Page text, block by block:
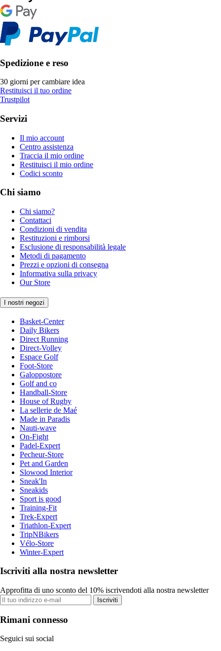
Spedizione e reso
30 giorni per cambiare idea
Restituisci il tuo ordine
Trustpilot
Servizi
Il mio account
Centro assistenza
Traccia il mio ordine
Restituisci il mio ordine
Codici sconto
Chi siamo
Chi siamo?
Contattaci
Condizioni di vendita
Restituzioni e rimborsi
Esclusione di responsabilità legale
Metodi di pagamento
Prezzi e opzioni di consegna
Informativa sulla privacy
Our Store
I nostri negozi
Basket-Center
Daily Bikers
Direct Running
Direct-Volley
Espace Golf
Foot-Store
Galoppostore
Golf and co
Handball-Store
House of Rugby
La sellerie de Maé
Made in Paradis
Nauti-wave
On-Fight
Padel-Expert
Pecheur-Store
Pet and Garden
Slowood Interior
Sneak'In
Sneakids
Sport is good
Training-Fit
Trek-Expert
Triathlon-Expert
TripNBikers
Vélo-Store
Winter-Expert
Iscriviti alla nostra newsletter
Approfitta di uno sconto del 10% iscrivendoti alla nostra newsletter
Iscriviti
Rimani connesso
Seguici sui social